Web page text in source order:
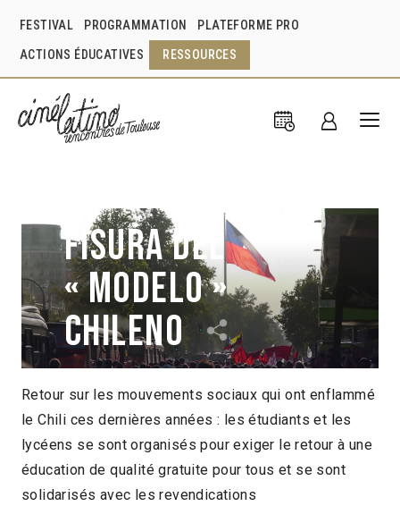
FESTIVAL PROGRAMMATION PLATEFORME PRO
ACTIONS ÉDUCATIVES RESSOURCES
Fisura del
« modelo »
chileno
Julien Terrié Chili 2013
1h30
Retour sur les mouvements sociaux qui ont enflammé
le Chili ces dernières années : les étudiants et les
lycéens se sont organisés pour exiger le retour à une
éducation de qualité gratuite pour tous et se sont
solidarisés avec les revendications